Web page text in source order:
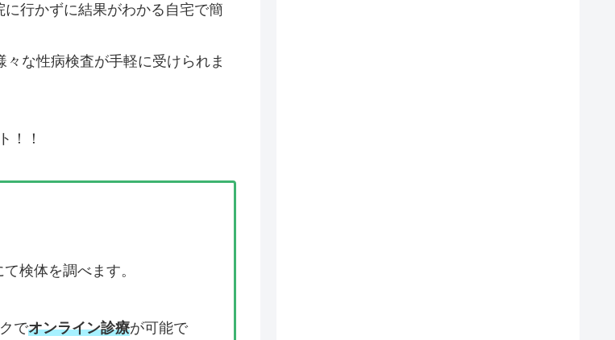
に行かずに結果がわかる自宅で簡
な性病検査が手軽に受けられま
！！
検体を調べます。
でオンライン診療が可能で